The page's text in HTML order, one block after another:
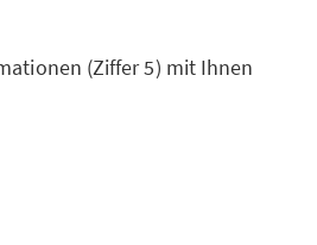
(Ziffer 5) mit Ihnen